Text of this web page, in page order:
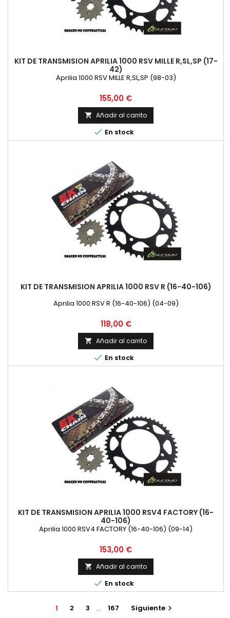
KIT DE TRANSMISION APRILIA 1000 RSV MILLE R,SL,SP (17-
42)
Aprilia 1000 RSV MILLE R,SL,SP (98-03)
Precio
155,00 €
 Añadir al carrito
 En stock
KIT DE TRANSMISION APRILIA 1000 RSV R (16-40-106)
Aprilia 1000 RSV R (16-40-106) (04-09)
Precio
118,00 €
 Añadir al carrito
 En stock
KIT DE TRANSMISION APRILIA 1000 RSV4 FACTORY (16-
40-106)
Aprilia 1000 RSV4 FACTORY (16-40-106) (09-14)
Precio
153,00 €
 Añadir al carrito
 En stock
1 2 3 … 167 Siguiente 